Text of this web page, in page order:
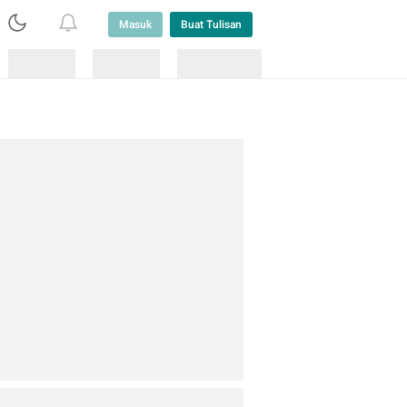
Masuk Buat Tulisan